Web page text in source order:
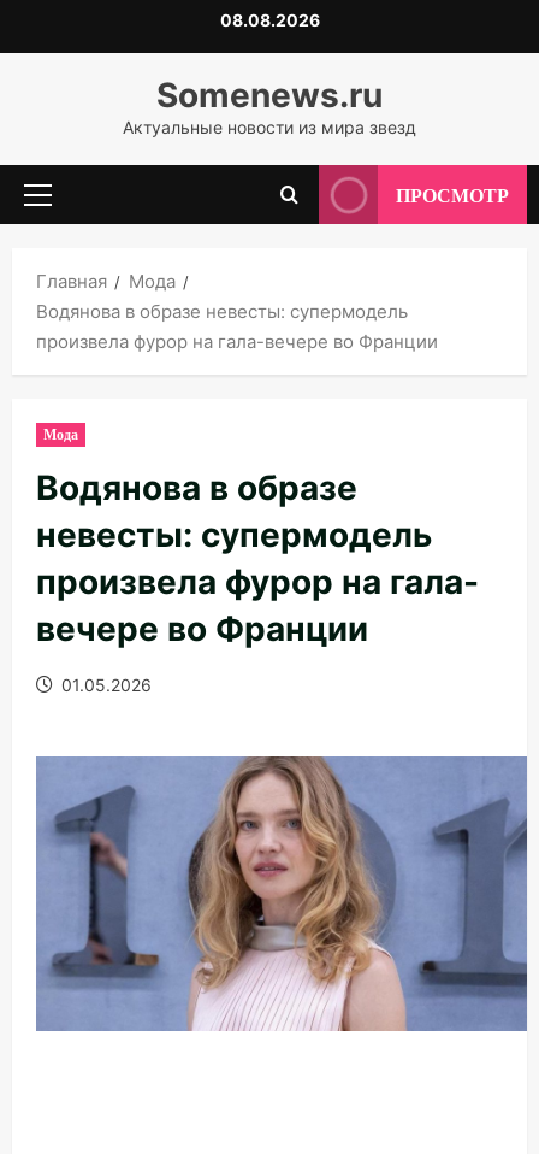
к
08.08.2026
Somenews.ru
Актуальные новости из мира звезд
Основное
ПРОСМОТР
Главная
Мода
Водянова в образе невесты: супермодель
произвела фурор на гала-вечере во Франции
Мода
Водянова в образе
невесты: супермодель
произвела фурор на гала-
вечере во Франции
01.05.2026